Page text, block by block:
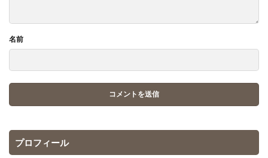
名前
プロフィール